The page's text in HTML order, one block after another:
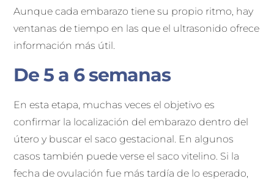
Aunque cada embarazo tiene su propio ritmo, hay
ventanas de tiempo en las que el ultrasonido ofrece
información más útil.
De 5 a 6 semanas
En esta etapa, muchas veces el objetivo es
confirmar la localización del embarazo dentro del
útero y buscar el saco gestacional. En algunos
casos también puede verse el saco vitelino. Si la
fecha de ovulación fue más tardía de lo esperado,